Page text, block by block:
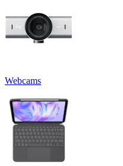
Webcams